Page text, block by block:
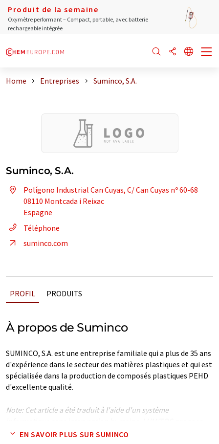
Produit de la semaine
Oxymètre performant – Compact, portable, avec batterie
rechargeable intégrée
Home Entreprises Suminco, S.A.
Suminco, S.A.
Polígono Industrial Can Cuyas, C/ Can Cuyas nº 60-68
08110 Montcada i Reixac
Espagne
Téléphone
suminco.com
PROFIL PRODUITS
À propos de Suminco
SUMINCO, S.A. est une entreprise familiale qui a plus de 35 ans
d'expérience dans le secteur des matières plastiques et qui est
spécialisée dans la production de composés plastiques PEHD
d'excellente qualité.
Note: Cet article a été traduit à l'aide d'un système
ces traductions automatiques pour présenter un plus large
EN SAVOIR PLUS SUR SUMINCO